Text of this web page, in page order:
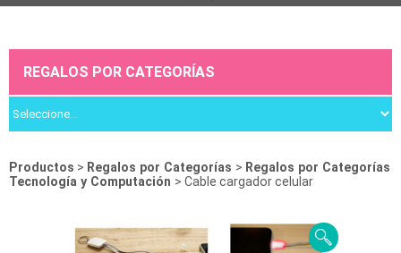
REGALOS POR CATEGORÍAS
Productos > Regalos por Categorías > Regalos por Categorías
Tecnología y Computación > Cable cargador celular